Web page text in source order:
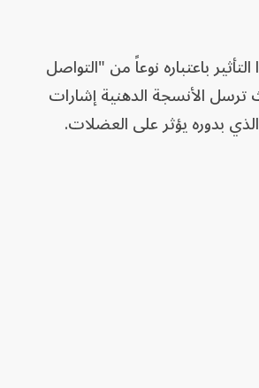
باعتباره نوعاً من "التواصل
الأنسجة الدهنية إشارات
بدوره يؤثر على العضلات.